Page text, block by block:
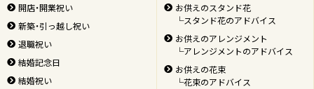
開店・開業祝い
新築・引っ越し祝い
退職祝い
結婚記念日
結婚祝い
お供えのスタンド花
└スタンド花のアドバイス
お供えのアレンジメント
└アレンジメントのアドバイス
お供えの花束
└花束のアドバイス